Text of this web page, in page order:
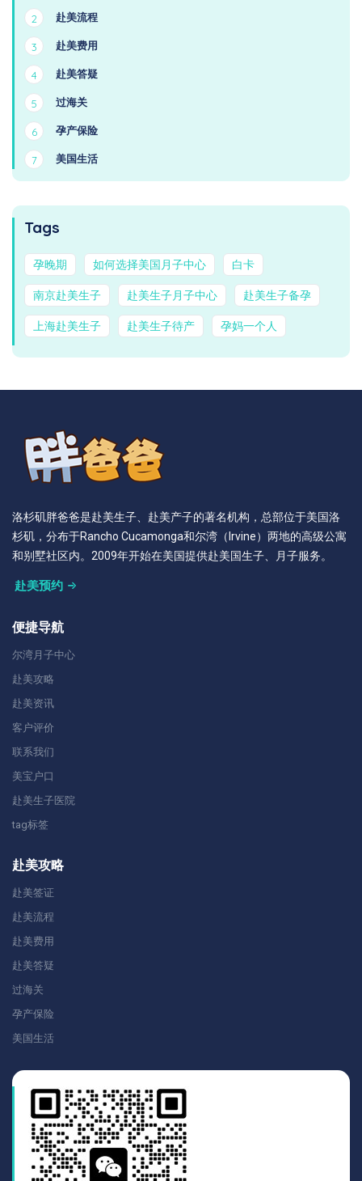
2 赴美流程
3 赴美费用
4 赴美答疑
5 过海关
6 孕产保险
7 美国生活
Tags
孕晚期 如何选择美国月子中心 白卡
南京赴美生子 赴美生子月子中心 赴美生子备孕
上海赴美生子 赴美生子待产 孕妈一个人
洛杉矶胖爸爸是赴美生子、赴美产子的著名机构，总部位于美国洛
杉矶，分布于Rancho Cucamonga和尔湾（Irvine）两地的高级公寓
和别墅社区内。2009年开始在美国提供赴美国生子、月子服务。
赴美预约
便捷导航
尔湾月子中心
赴美攻略
赴美资讯
客户评价
联系我们
美宝户口
赴美生子医院
tag标签
赴美攻略
赴美签证
赴美流程
赴美费用
赴美答疑
过海关
孕产保险
美国生活